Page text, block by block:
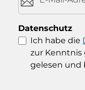
Datenschutz
Ich habe die
zur
gelesen und